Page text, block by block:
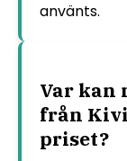
använts.
Var kan
från
priset?